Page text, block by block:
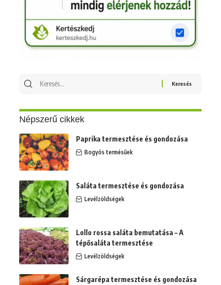
Keresés
Népszerű cikkek
Paprika termesztése és gondozása
Bogyós termésűek
Saláta termesztése és gondozása
Levélzöldségek
Lollo rossa saláta bemutatása – A
tépősaláta termesztése
Levélzöldségek
Sárgarépa termesztése és gondozása